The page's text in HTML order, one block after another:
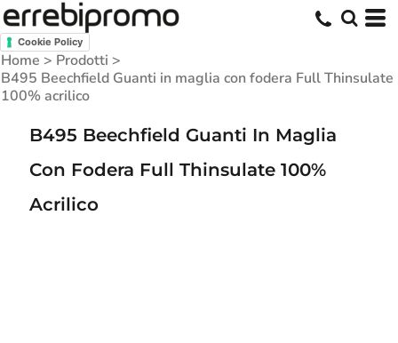
Cookie Policy
Home > Prodotti >
B495 Beechfield Guanti in maglia con fodera Full Thinsulate
100% acrilico
B495 Beechfield Guanti In Maglia
Con Fodera Full Thinsulate 100%
Acrilico